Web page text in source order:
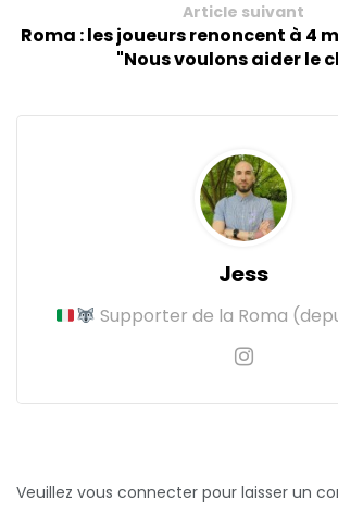
Article suivant
Roma : les joueurs renoncent à 4
"Nous voulons aider le
Jess
Supporter de la Roma
Veuillez vous connecter pour laisser un